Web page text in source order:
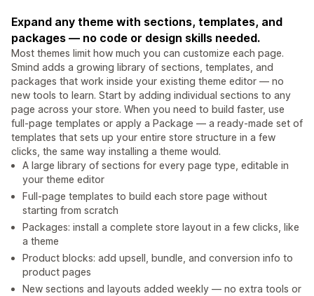
Expand any theme with sections, templates, and
packages — no code or design skills needed.
Most themes limit how much you can customize each page.
Smind adds a growing library of sections, templates, and
packages that work inside your existing theme editor — no
new tools to learn. Start by adding individual sections to any
page across your store. When you need to build faster, use
full-page templates or apply a Package — a ready-made set of
templates that sets up your entire store structure in a few
clicks, the same way installing a theme would.
A large library of sections for every page type, editable in
your theme editor
Full-page templates to build each store page without
starting from scratch
Packages: install a complete store layout in a few clicks, like
a theme
Product blocks: add upsell, bundle, and conversion info to
product pages
New sections and layouts added weekly — no extra tools or